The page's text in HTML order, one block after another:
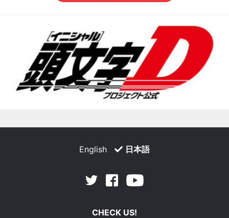
English 日本語
Twitter Facebook
CHECK US!